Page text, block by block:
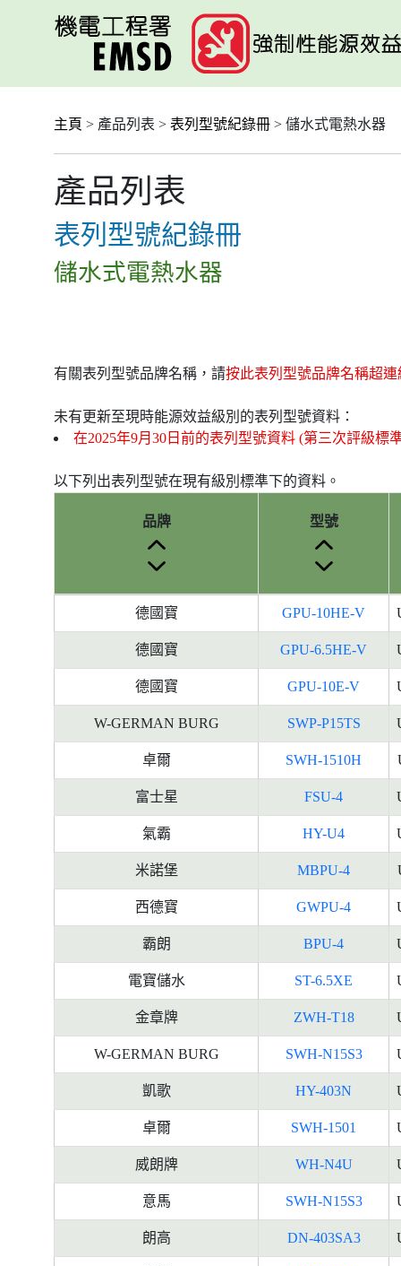
主頁 > 產品列表 > 表列型號紀錄冊 > 儲水式電熱水器
產品列表
表列型號紀錄冊
儲水式電熱水器
有關表列型號品牌名稱，請按此表列型號品牌名稱超連
未有更新至現時能源效益級別的表列型號資料：
在2025年9月30日前的表列型號資料 (第三次評級標
以下列出表列型號在現有級別標準下的資料。
號
籤
料
品牌 型號
德國寶 GPU-10HE-V
德國寶 GPU-6.5HE-V
德國寶 GPU-10E-V
W-GERMAN BURG SWP-P15TS
卓爾 SWH-1510H
富士星 FSU-4
氣霸 HY-U4
米諾堡 MBPU-4
西德寶 GWPU-4
霸朗 BPU-4
電寶儲水 ST-6.5XE
金章牌 ZWH-T18
W-GERMAN BURG SWH-N15S3
凱歌 HY-403N
卓爾 SWH-1501
威朗牌 WH-N4U
意馬 SWH-N15S3
朗高 DN-403SA3